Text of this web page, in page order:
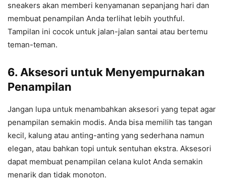
sneakers akan memberi kenyamanan sepanjang hari dan
membuat penampilan Anda terlihat lebih youthful.
Tampilan ini cocok untuk jalan-jalan santai atau bertemu
teman-teman.
6. Aksesori untuk Menyempurnakan
Penampilan
Jangan lupa untuk menambahkan aksesori yang tepat agar
penampilan semakin modis. Anda bisa memilih tas tangan
kecil, kalung atau anting-anting yang sederhana namun
elegan, atau bahkan topi untuk sentuhan ekstra. Aksesori
dapat membuat penampilan celana kulot Anda semakin
menarik dan tidak monoton.